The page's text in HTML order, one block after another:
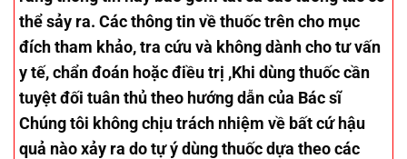
thể sảy ra. Các thông tin về thuốc trên cho mục
đích tham khảo, tra cứu và không dành cho tư vấn
y tế, chẩn đoán hoặc điều trị ,Khi dùng thuốc cần
tuyệt đối tuân thủ theo hướng dẫn của Bác sĩ
Chúng tôi không chịu trách nhiệm về bất cứ hậu
quả nào xảy ra do tự ý dùng thuốc dựa theo các